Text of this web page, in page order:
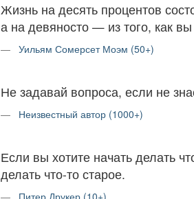
Жизнь на десять процентов
а на девяносто — из того, как
Уильям Сомерсет Моэм (50+)
Не задавай вопроса, если не
Неизвестный автор (1000+)
Если вы хотите начать делать
делать что-то старое.
Питер Друкер (10+)